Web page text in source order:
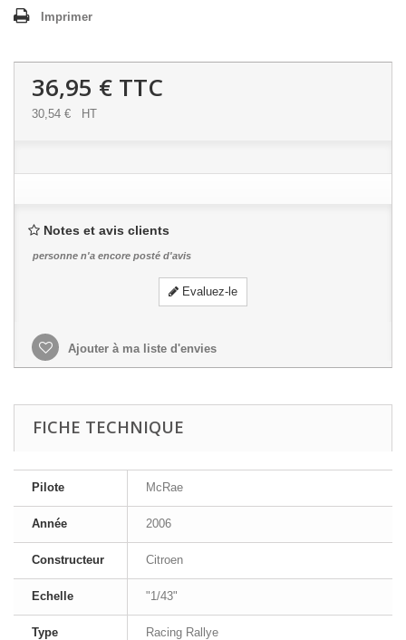
Imprimer
36,95 € TTC
30,54 € HT
Notes et avis clients
personne n'a encore posté d'avis
Evaluez-le
Ajouter à ma liste d'envies
FICHE TECHNIQUE
Pilote McRae
Année 2006
Constructeur Citroen
Echelle "1/43"
Type Racing Rallye